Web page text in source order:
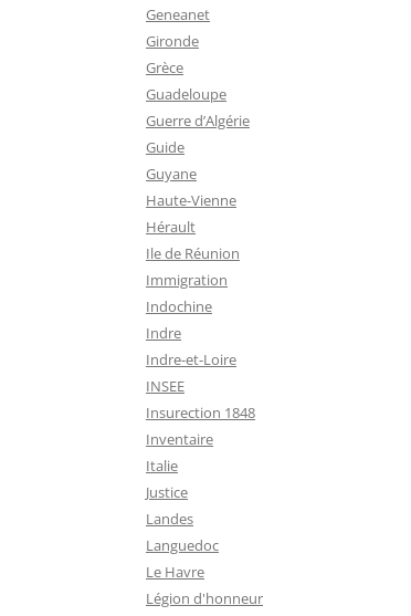
Geneanet
Gironde
Grèce
Guadeloupe
Guerre d’Algérie
Guide
Guyane
Haute-Vienne
Hérault
Ile de Réunion
Immigration
Indochine
Indre
Indre-et-Loire
INSEE
Insurection 1848
Inventaire
Italie
Justice
Landes
Languedoc
Le Havre
Légion d'honneur